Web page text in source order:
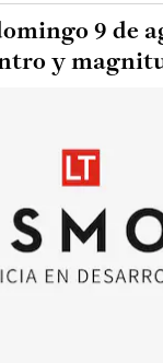
9 de
y